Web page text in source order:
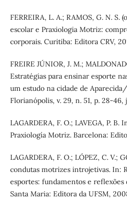
FERREIRA, L. A.; RAMOS, G. N. S.
escolar e Praxiologia Motriz:
corporais. Curitiba: Editora CRV,
FREIRE JÚNIOR, J. M.;
Estratégias para ensinar esporte
um estudo na cidade de
Florianópolis, v. 29, n. 51, p. 28-46,
LAGARDERA, F. O.; LAVEGA, P. B.
Praxiología Motriz. Barcelona:
LAGARDERA, F. O.; LÓPEZ, C. V.;
condutas motrizes introjetivas. In:
esportes: fundamentos e
Santa Maria: Editora da UFSM,